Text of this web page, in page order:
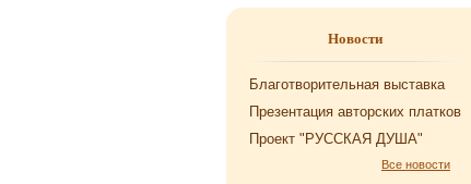
Новости
Благотворительная выставка
Презентация авторских платков
Проект "РУССКАЯ ДУША"
Все новости